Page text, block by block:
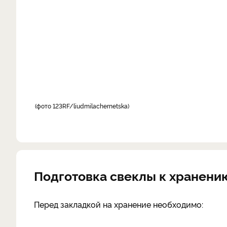
фото 123RF/liudmilachernetska
Подготовка свеклы к
Перед закладкой на хранение необходимо: